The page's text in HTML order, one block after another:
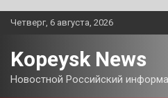
Перейти
Четверг, 6 августа, 2026
Kopeysk News
Новостной Российский